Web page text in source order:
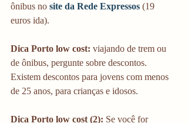
ônibus no site da Rede Expressos (19
euros ida).
Dica Porto low cost: viajando de trem ou
de ônibus, pergunte sobre descontos.
Existem descontos para jovens com menos
de 25 anos, para crianças e idosos.
Dica Porto low cost (2): Se você for